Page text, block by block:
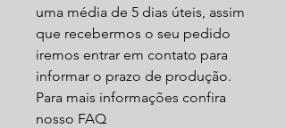
uma média de 5 dias úteis, assim
que recebermos o seu pedido
iremos entrar em contato para
informar o prazo de produção.
Para mais informações confira
nosso FAQ